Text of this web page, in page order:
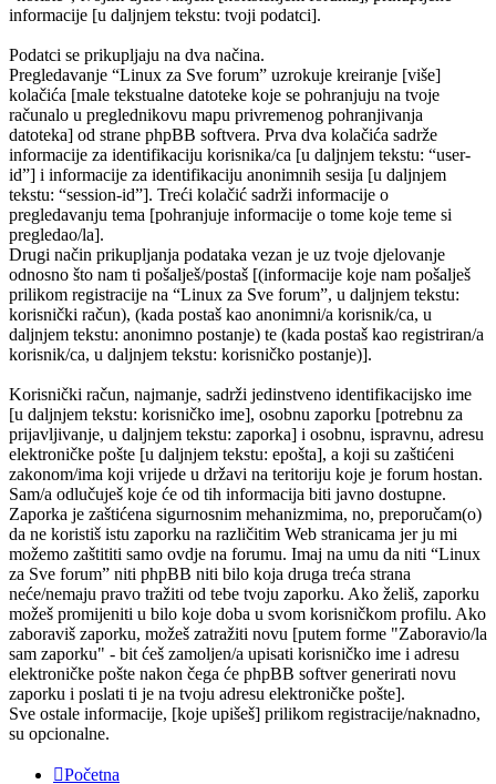
informacije [u daljnjem tekstu: tvoji podatci].
Podatci se prikupljaju na dva načina.
Pregledavanje “Linux za Sve forum” uzrokuje kreiranje [više]
kolačića [male tekstualne datoteke koje se pohranjuju na tvoje
računalo u preglednikovu mapu privremenog pohranjivanja
datoteka] od strane phpBB softvera. Prva dva kolačića sadrže
informacije za identifikaciju korisnika/ca [u daljnjem tekstu: “user-
id”] i informacije za identifikaciju anonimnih sesija [u daljnjem
tekstu: “session-id”]. Treći kolačić sadrži informacije o
pregledavanju tema [pohranjuje informacije o tome koje teme si
pregledao/la].
Drugi način prikupljanja podataka vezan je uz tvoje djelovanje
odnosno što nam ti pošalješ/postaš [(informacije koje nam pošalješ
prilikom registracije na “Linux za Sve forum”, u daljnjem tekstu:
korisnički račun), (kada postaš kao anonimni/a korisnik/ca, u
daljnjem tekstu: anonimno postanje) te (kada postaš kao registriran/a
korisnik/ca, u daljnjem tekstu: korisničko postanje)].
Korisnički račun, najmanje, sadrži jedinstveno identifikacijsko ime
[u daljnjem tekstu: korisničko ime], osobnu zaporku [potrebnu za
prijavljivanje, u daljnjem tekstu: zaporka] i osobnu, ispravnu, adresu
elektroničke pošte [u daljnjem tekstu: epošta], a koji su zaštićeni
zakonom/ima koji vrijede u državi na teritoriju koje je forum hostan.
Sam/a odlučuješ koje će od tih informacija biti javno dostupne.
Zaporka je zaštićena sigurnosnim mehanizmima, no, preporučam(o)
da ne koristiš istu zaporku na različitim Web stranicama jer ju mi
možemo zaštititi samo ovdje na forumu. Imaj na umu da niti “Linux
za Sve forum” niti phpBB niti bilo koja druga treća strana
neće/nemaju pravo tražiti od tebe tvoju zaporku. Ako želiš, zaporku
možeš promijeniti u bilo koje doba u svom korisničkom profilu. Ako
zaboraviš zaporku, možeš zatražiti novu [putem forme "Zaboravio/la
sam zaporku" - bit ćeš zamoljen/a upisati korisničko ime i adresu
elektroničke pošte nakon čega će phpBB softver generirati novu
zaporku i poslati ti je na tvoju adresu elektroničke pošte].
Sve ostale informacije, [koje upišeš] prilikom registracije/naknadno,
su opcionalne.
Početna